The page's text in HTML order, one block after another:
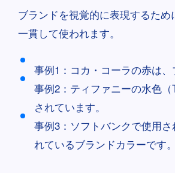
ブランドを視覚的に表現するた
一貫して使われます。
事例1：コカ・コーラの赤は
事例2：ティファニーの水色
されています。
事例3：ソフトバンクで使用
れているブランドカラーです。